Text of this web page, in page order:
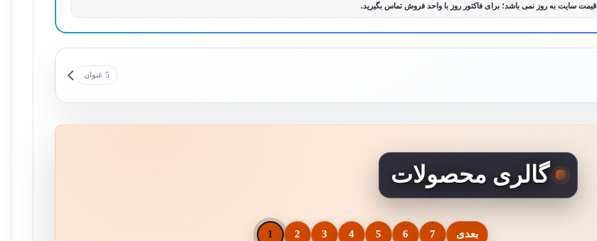
قیمت سایت به روز نمی باشد؛ برای فاکتور روز با واحد فروش تماس بگیرید.
5 عنوان
گالری محصولات
1 2 3 4 5 6 7 بعدی